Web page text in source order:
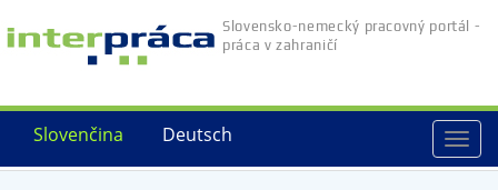
Skip
to
Deutsch
Slovenčina
Slovensko-nemecký pracovný portál -
práca v zahraničí